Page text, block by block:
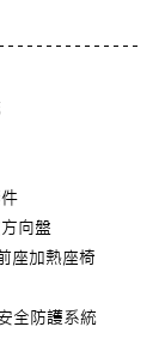
向盤
座加熱座椅
全防護系統